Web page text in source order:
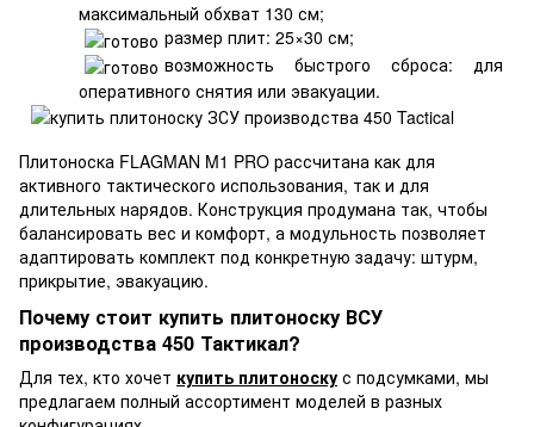
максимальный обхват 130 см;
размер плит: 25×30 см;
возможность быстрого сброса: для
оперативного снятия или эвакуации.
Плитоноска FLAGMAN M1 PRO рассчитана как для
активного тактического использования, так и для
длительных нарядов. Конструкция продумана так, чтобы
балансировать вес и комфорт, а модульность позволяет
адаптировать комплект под конкретную задачу: штурм,
прикрытие, эвакуацию.
Почему стоит купить плитоноску ВСУ
производства 450 Тактикал?
Для тех, кто хочет купить плитоноску с подсумками, мы
предлагаем полный ассортимент моделей в разных